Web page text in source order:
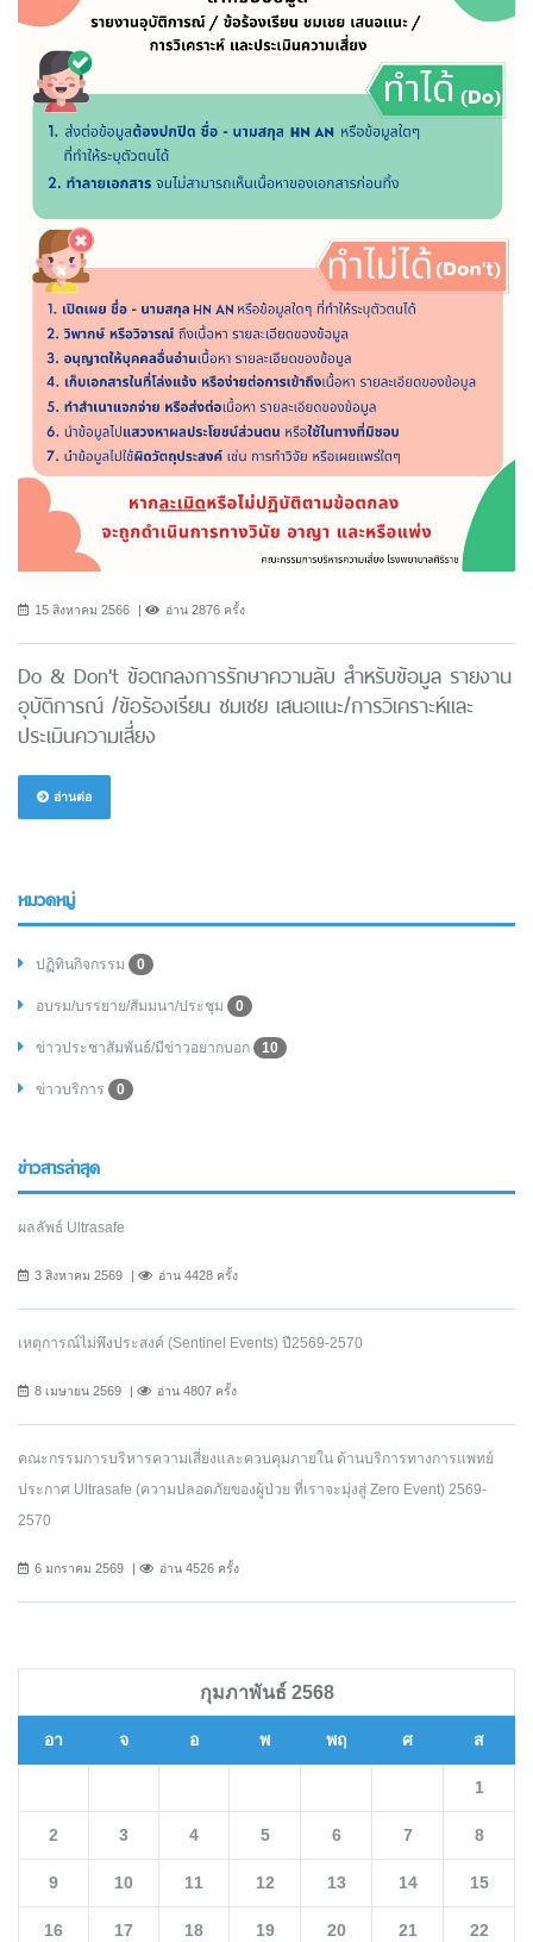
15 สิงหาคม 2566 อ่าน 2876 ครั้ง
Do & Don't ข้อตกลงการรักษาความลับ สำหรับข้อมูล รายงาน
อุบัติการณ์ /ข้อร้องเรียน ชมเชย เสนอแนะ/การวิเคราะห์และ
ประเมินความเสี่ยง
อ่านต่อ
หมวดหมู่
ปฏิทินกิจกรรม 0
อบรม/บรรยาย/สัมมนา/ประชุม 0
ข่าวประชาสัมพันธ์/มีข่าวอยากบอก 10
ข่าวบริการ 0
ข่าวสารล่าสุด
ผลลัพธ์ Ultrasafe
3 สิงหาคม 2569 อ่าน 4428 ครั้ง
เหตุการณ์ไม่พึงประสงค์ (Sentinel Events) ปี2569-2570
8 เมษายน 2569 อ่าน 4807 ครั้ง
คณะกรรมการบริหารความเสี่ยงและควบคุมภายใน ด้านบริการทางการแพทย์
ประกาศ Ultrasafe (ความปลอดภัยของผู้ป่วย ที่เราจะมุ่งสู่ Zero Event) 2569-
2570
6 มกราคม 2569 อ่าน 4526 ครั้ง
กุมภาพันธ์ 2568
อา จ อ พ พฤ ศ ส
1
2 3 4 5 6 7 8
9 10 11 12 13 14 15
16 17 18 19 20 21 22